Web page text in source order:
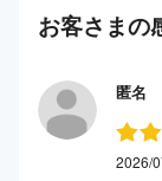
お客さまの
匿名
2026/